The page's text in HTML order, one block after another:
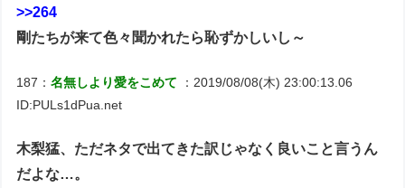
>>264
剛たちが来て色々聞かれたら恥ずかしいし～
187：名無しより愛をこめて
：2019/08/08(木) 23:00:13.06
ID:PULs1dPua.net
木梨猛、ただネタで出てきた訳じゃなく良いこと言うん
だよな…。